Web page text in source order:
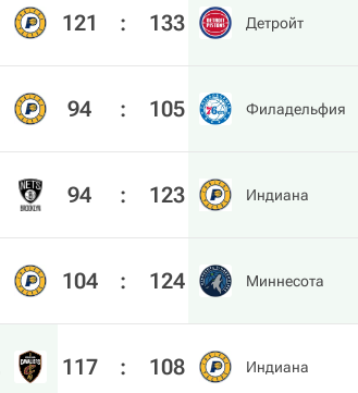
121 : 133 Детройт
94 : 105 Филадельфия
94 : 123 Индиана
104 : 124 Миннесота
117 : 108 Индиана